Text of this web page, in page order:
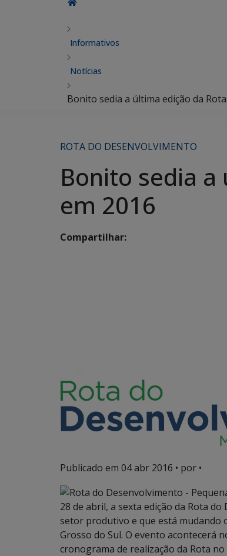
Informativos
Notícias
Bonito sedia a última edição da
ROTA DO DESENVOLVIMENTO
Bonito sedia
em 2016
Compartilhar:
Publicado em 04 abr 2016 • por •
28 de abril, a sexta edição da Rota
setor produtivo e que está mudando
Grosso do Sul. O evento acontecerá
cronograma de realização da Rota no